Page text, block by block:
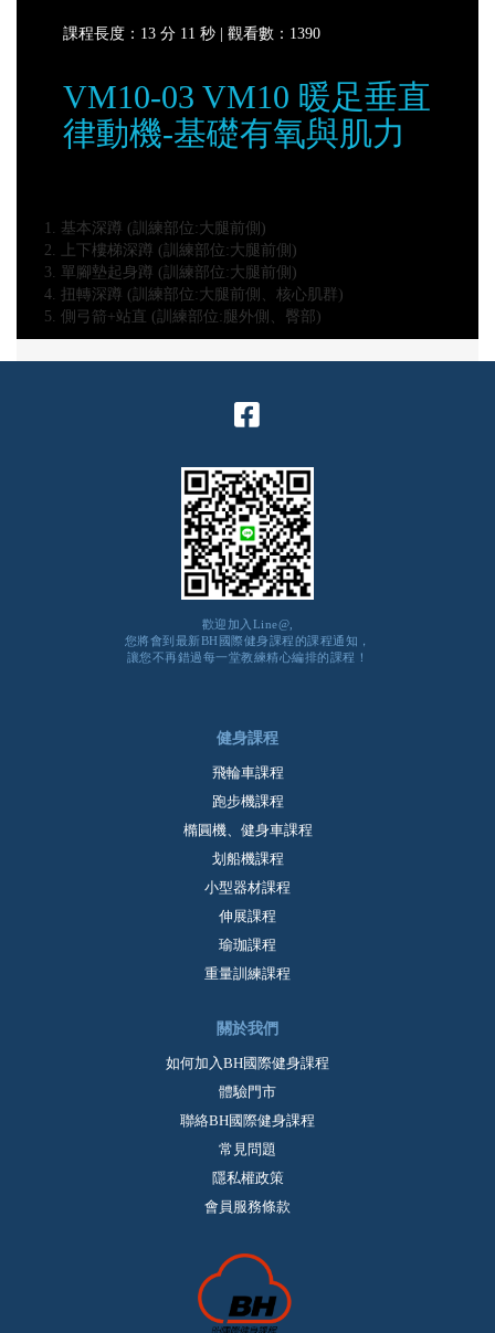
課程長度：13 分 11 秒 | 觀看數：1390
VM10-03 VM10 暖足垂直
律動機-基礎有氧與肌力
基本深蹲 (訓練部位:大腿前側)
上下樓梯深蹲 (訓練部位:大腿前側)
單腳墊起身蹲 (訓練部位:大腿前側)
扭轉深蹲 (訓練部位:大腿前側、核心肌群)
側弓箭+站直 (訓練部位:腿外側、臀部)
歡迎加入Line@,
您將會到最新BH國際健身課程的課程通知，
讓您不再錯過每一堂教練精心編排的課程！
健身課程
飛輪車課程
跑步機課程
橢圓機、健身車課程
划船機課程
小型器材課程
伸展課程
瑜珈課程
重量訓練課程
關於我們
如何加入BH國際健身課程
體驗門市
聯絡BH國際健身課程
常見問題
隱私權政策
會員服務條款